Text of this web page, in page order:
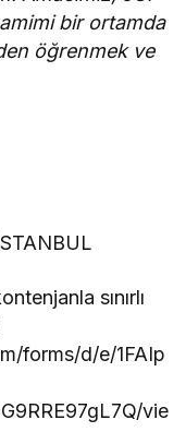
bir ortamda
öğrenmek ve
sınırlı
forms/d/e/1FAIp
vie